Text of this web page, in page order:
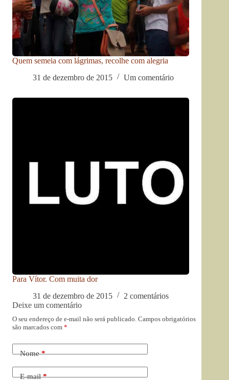
Quem semeia com lágrimas, recolhe com alegria
31 de dezembro de 2015
Um comentário
Para Vítor. Com muita dor
31 de dezembro de 2015
2 comentários
Deixe um comentário
O seu endereço de e-mail não será publicado. Campos obrigatórios
são marcados com *
Nome*
E-mail*